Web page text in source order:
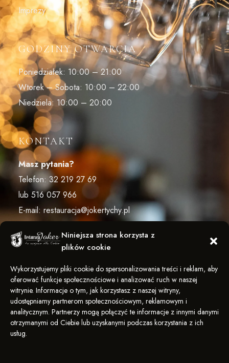
Niniejsza strona korzysta z
plików cookie
Wykorzystujemy pliki cookie do spersonalizowania treści i reklam, aby
oferować funkcje społecznościowe i analizować ruch w naszej
witrynie. Informacje o tym, jak korzystasz z naszej witryny,
udostępniamy partnerom społecznościowym, reklamowym i
analitycznym. Partnerzy mogą połączyć te informacje z innymi danymi
otrzymanymi od Ciebie lub uzyskanymi podczas korzystania z ich
usług.
Imprezy
GODZINY OTWARCIA
Poniedziałek: 10:00 – 21:00
Wtorek – Sobota: 10:00 – 22:00
Niedziela: 10:00 – 20:00
KONTAKT
Masz pytania?
Telefon: 32 219 27 69
lub 516 057 966
E-mail: restauracja@jokertychy.pl
ŚLEDŹ NAS